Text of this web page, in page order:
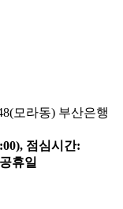
모라동) 부산은행
점심시간:
휴일